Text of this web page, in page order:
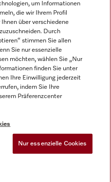
auf LinkedIn
um Informationen
die wir Ihrem Profil
über verschiedene
Durch
stimmen Sie allen
Sie nur essenzielle
möchten, wählen Sie „Nur
finden Sie unter
Ihre Einwilligung jederzeit
indem Sie Ihre
Präferenzcenter
Nur essenzielle Cookies